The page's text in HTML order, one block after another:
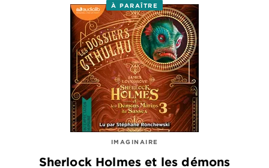
À PARAÎTRE
IMAGINAIRE
Sherlock Holmes et les démons